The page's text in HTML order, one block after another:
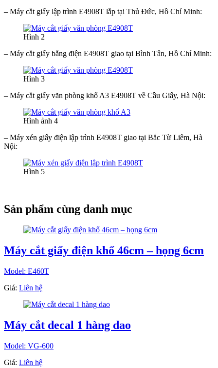
– Máy cắt giấy lập trình E4908T lắp tại Thủ Đức, Hồ Chí Minh:
Hình 2
– Máy cắt giấy bằng điện E4908T giao tại Bình Tân, Hồ Chí Minh:
Hình 3
– Máy cắt giấy văn phòng khổ A3 E4908T về Cầu Giấy, Hà Nội:
Hình ảnh 4
– Máy xén giấy điện lập trình E4908T giao tại Bắc Từ Liêm, Hà
Nội:
Hình 5
Sản phẩm cùng danh mục
Máy cắt giấy điện khổ 46cm – họng 6cm
Model: E460T
Giá: Liên hệ
Máy cắt decal 1 hàng dao
Model: VG-600
Giá: Liên hệ